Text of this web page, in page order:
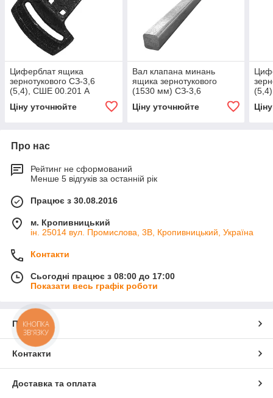
Циферблат ящика
зернотукового СЗ-3,6
(5,4), СШЕ 00.201 А
Ціну уточнюйте
Вал клапана минань
ящика зернотукового
(1530 мм) СЗ-3,6
Ціну уточнюйте
Про нас
Рейтинг не сформований
Менше 5 відгуків за останній рік
Працює з 30.08.2016
м. Кропивницький
ін. 25014 вул. Промислова, 3В, Кропивницький, Україна
Контакти
Сьогодні працює з 08:00 до 17:00
Показати весь графік роботи
Про нас
Контакти
Доставка та оплата
КНОПКА
ЗВ'ЯЗКУ